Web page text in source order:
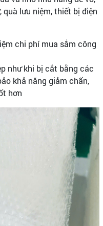
lưu niệm, thiết bị điện
chi phí mua sắm công
như khi bị cắt bằng các
khả năng giảm chấn,
hơn